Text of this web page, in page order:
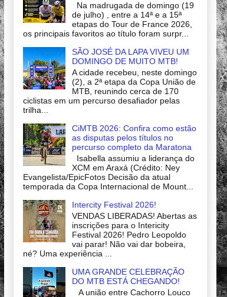
Na madrugada de domingo (19
de julho) , entre a 14ª e a 15ª
etapas do Tour de France 2026,
os principais favoritos ao título foram surpr...
SÃO JOSÉ DA LAPA VIVEU UM
DOMINGO DE MUITO MTB!
A cidade recebeu, neste domingo
(2), a 2ª etapa da Copa União de
MTB, reunindo cerca de 170
ciclistas em um percurso desafiador pelas
trilha...
CiMTB 2026: Confira como estão
as disputas pelos títulos no
percurso completo da Maratona
Isabella assumiu a liderança do
XCM em Araxá (Crédito: Ney
Evangelista/EpicFotos Decisão da atual
temporada da Copa Internacional de Mount...
Intercity Festival 2026!
VENDAS LIBERADAS! Abertas as
inscrições para o Intericity
Festival 2026! Pedro Leopoldo
vai parar! Não vai dar bobeira,
né? Uma experiência ...
UMA GRANDE CELEBRAÇÃO
DO MTB ESTÁ CHEGANDO!
A união entre Cachorro Louco